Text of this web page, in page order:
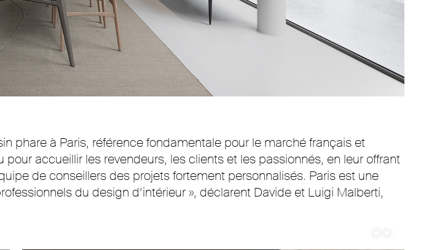
phare à Paris, référence fondamentale pour le marché français et
accueillir les revendeurs, les clients et les passionnés, en leur offrant
de conseillers des projets fortement personnalisés. Paris est une
du design d’intérieur », déclarent Davide et Luigi Malberti,